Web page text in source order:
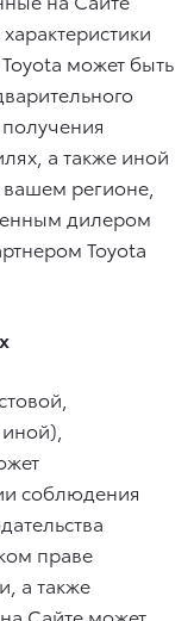
может быть
а также иной
регионе,
дилером
Toyota
соблюдения
праве
а также